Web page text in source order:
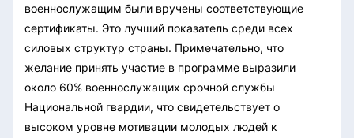
военнослужащим были вручены соответствующие
сертификаты. Это лучший показатель среди всех
силовых структур страны. Примечательно, что
желание принять участие в программе выразили
около 60% военнослужащих срочной службы
Национальной гвардии, что свидетельствует о
высоком уровне мотивации молодых людей к